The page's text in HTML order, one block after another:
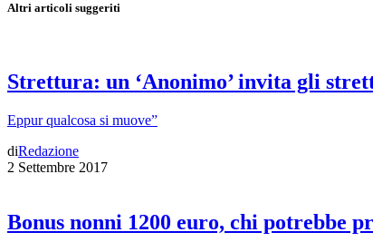
Altri articoli suggeriti
Strettura: un ‘Anonimo’ invita gli
Eppur qualcosa si muove”
diRedazione
2 Settembre 2017
Bonus nonni 1200 euro, chi potrebbe